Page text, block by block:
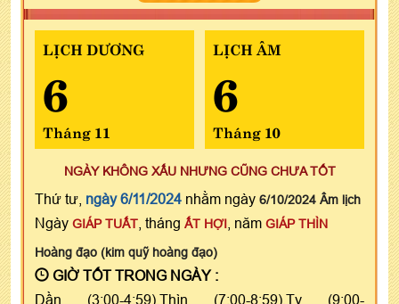
LỊCH DƯƠNG
6
Tháng 11
LỊCH ÂM
6
Tháng 10
NGÀY KHÔNG XẤU NHƯNG CŨNG CHƯA TỐT
Thứ tư, ngày 6/11/2024 nhằm ngày 6/10/2024 Âm lịch
Ngày GIÁP TUẤT , tháng ẤT HỢI , năm GIÁP THÌN
Hoàng đạo (kim quỹ hoàng đạo)
GIỜ TỐT TRONG NGÀY :
Dần (3:00-4:59),Thìn (7:00-8:59),Tỵ (9:00-